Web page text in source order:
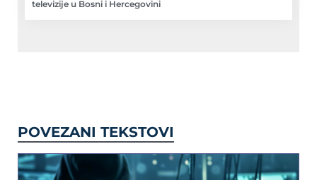
televizije u Bosni i Hercegovini
POVEZANI TEKSTOVI